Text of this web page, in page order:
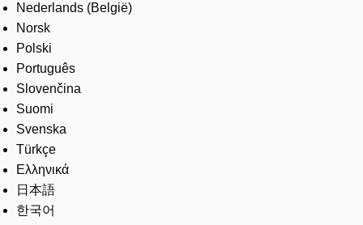
Nederlands (België)
Norsk
Polski
Português
Slovenčina
Suomi
Svenska
Türkçe
Ελληνικά
日本語
한국어